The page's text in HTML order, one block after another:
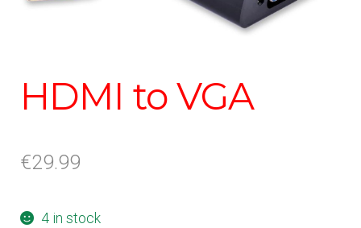
HDMI to VGA
€29.99
4 in stock